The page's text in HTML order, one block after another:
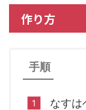
作り方
手順
なすは